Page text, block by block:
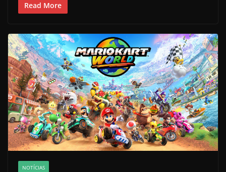
Read More
NOTÍCIAS